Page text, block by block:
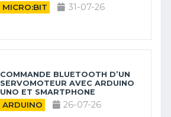
MICRO:BIT 31-07-26
COMMANDE BLUETOOTH D’UN
SERVOMOTEUR AVEC ARDUINO
UNO ET SMARTPHONE
ARDUINO 26-07-26